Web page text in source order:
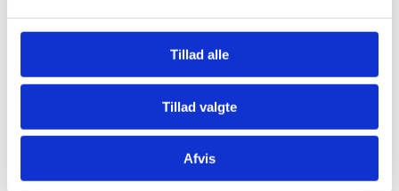
Tillad alle
Tillad valgte
Afvis
Brevstem til folketingsvalget
Folketinget. Vælgere, der opholder sig i udlandet,
kan stemme på en dansk repræsentation.
Opholder du dig i Tanzania, kan du brevstemme
på den danske ambas...